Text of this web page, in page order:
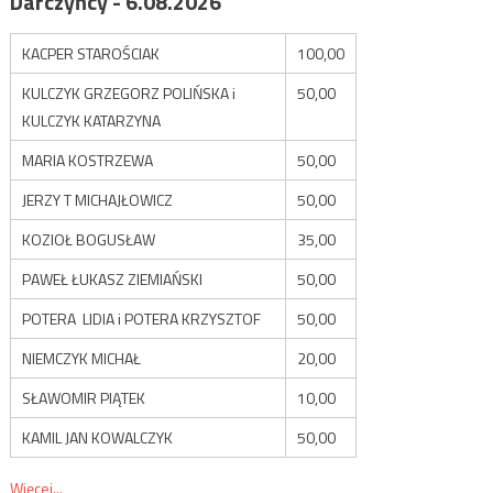
KACPER STAROŚCIAK
100,00
KULCZYK GRZEGORZ POLIŃSKA i
KULCZYK KATARZYNA
50,00
MARIA KOSTRZEWA
50,00
JERZY T MICHAJŁOWICZ
50,00
KOZIOŁ BOGUSŁAW
35,00
PAWEŁ ŁUKASZ ZIEMIAŃSKI
50,00
POTERA LIDIA i POTERA KRZYSZTOF
50,00
NIEMCZYK MICHAŁ
20,00
SŁAWOMIR PIĄTEK
10,00
KAMIL JAN KOWALCZYK
50,00
Więcej...